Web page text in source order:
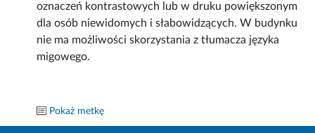
oznaczeń kontrastowych lub w druku powiększonym
dla osób niewidomych i słabowidzących. W budynku
nie ma możliwości skorzystania z tłumacza języka
migowego.
Pokaż metkę